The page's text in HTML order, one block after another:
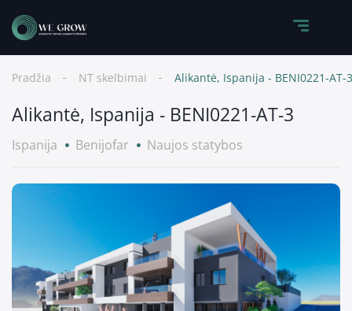
Pradžia NT skelbimai Alikantė, Ispanija - BENI0221-AT-3
Alikantė, Ispanija - BENI0221-AT-3
Ispanija Benijofar Naujos statybos